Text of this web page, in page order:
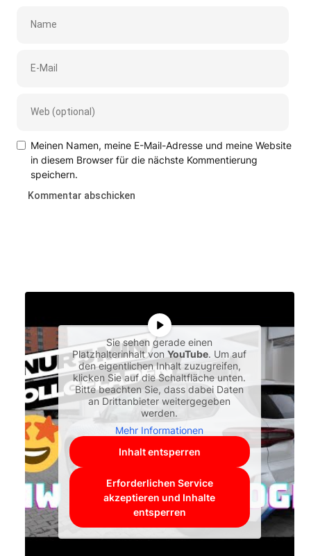
Meinen Namen, meine E-Mail-Adresse und meine Website
in diesem Browser für die nächste Kommentierung
speichern.
Sie sehen gerade einen
Platzhalterinhalt vonYouTube. Um auf
den eigentlichen Inhalt zuzugreifen,
klicken Sie auf die Schaltfläche unten.
Bitte beachten Sie, dass dabei Daten
an Drittanbieter weitergegeben
werden.
Mehr Informationen
Inhalt entsperren
Erforderlichen Service
akzeptieren und Inhalte
entsperren